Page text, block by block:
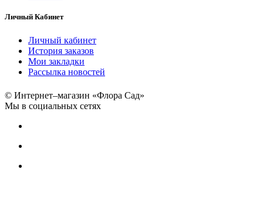
Личный Кабинет
Личный кабинет
История заказов
Мои закладки
Рассылка новостей
© Интернет–магазин «Флора Сад»
Мы в социальных сетях